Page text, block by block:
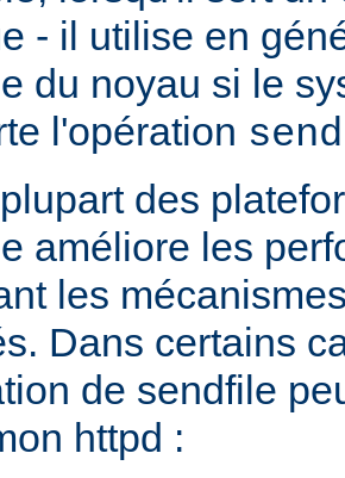
- il utilise en
du noyau si le
l'opération
des
améliore les
les
Dans certains
de sendfile
httpd :